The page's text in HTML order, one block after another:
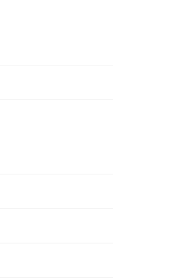
値段を調査！